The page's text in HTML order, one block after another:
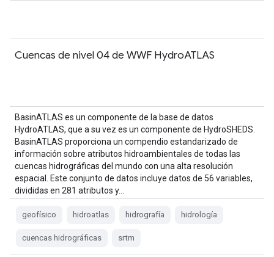
Cuencas de nivel 04 de WWF HydroATLAS
BasinATLAS es un componente de la base de datos
HydroATLAS, que a su vez es un componente de HydroSHEDS.
BasinATLAS proporciona un compendio estandarizado de
información sobre atributos hidroambientales de todas las
cuencas hidrográficas del mundo con una alta resolución
espacial. Este conjunto de datos incluye datos de 56 variables,
divididas en 281 atributos y…
geofísico hidroatlas hidrografía hidrología
cuencas hidrográficas srtm